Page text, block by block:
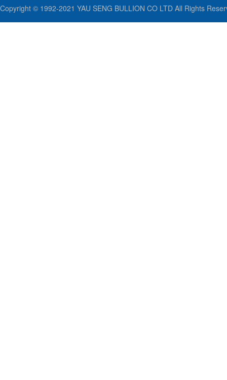
Copyright © 1992-2021 YAU SENG BULLION CO LTD All Rights